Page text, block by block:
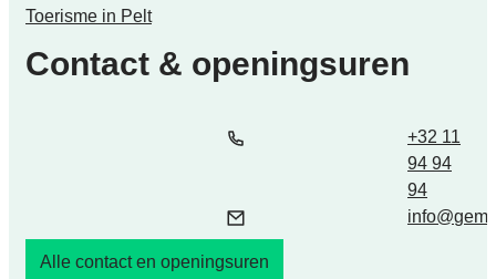
Toerisme in Pelt
Contact & openingsuren
+32 11
94 94
94
info@
Alle contact en openingsuren